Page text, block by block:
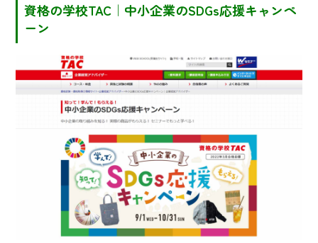
資格の学校TAC｜中小企業のSDGs応援キャンペ
ーン